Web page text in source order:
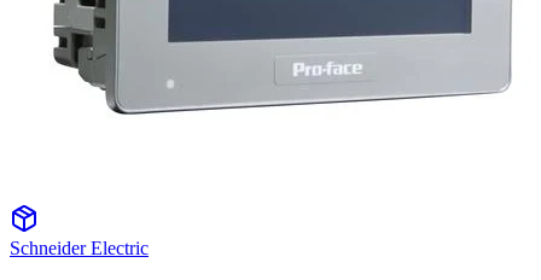
Schneider Electric